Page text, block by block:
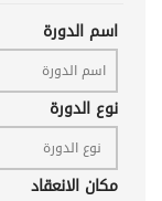
اسم الدورة
نوع الدورة
مكان الانعقاد